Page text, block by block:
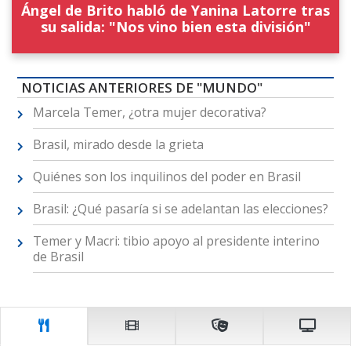
Ángel de Brito habló de Yanina Latorre tras
su salida: "Nos vino bien esta división"
NOTICIAS ANTERIORES DE "MUNDO"
Marcela Temer, ¿otra mujer decorativa?
Brasil, mirado desde la grieta
Quiénes son los inquilinos del poder en Brasil
Brasil: ¿Qué pasaría si se adelantan las elecciones?
Temer y Macri: tibio apoyo al presidente interino
de Brasil